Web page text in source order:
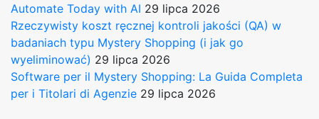
Automate Today with AI 29 lipca 2026
Rzeczywisty koszt ręcznej kontroli jakości (QA) w
badaniach typu Mystery Shopping (i jak go
wyeliminować) 29 lipca 2026
Software per il Mystery Shopping: La Guida Completa
per i Titolari di Agenzie 29 lipca 2026